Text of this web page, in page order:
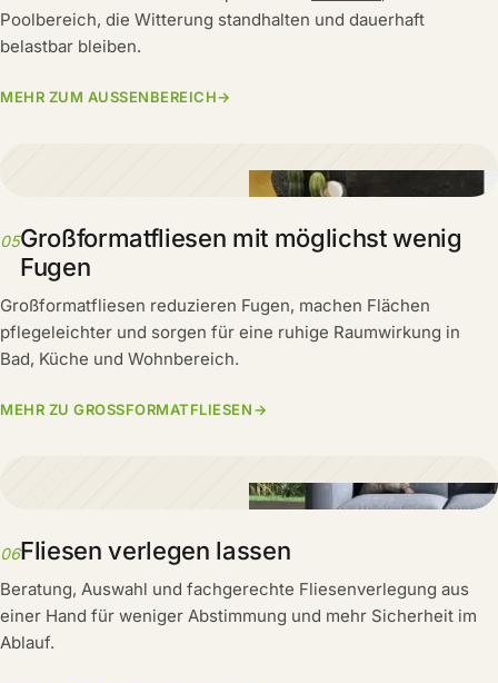
Poolbereich, die Witterung standhalten und dauerhaft
belastbar bleiben.
MEHR ZUM AUSSENBEREICH→
05Großformatfliesen mit möglichst wenig
Fugen
Großformatfliesen reduzieren Fugen, machen Flächen
pflegeleichter und sorgen für eine ruhige Raumwirkung in
Bad, Küche und Wohnbereich.
MEHR ZU GROSSFORMATFLIESEN→
06Fliesen verlegen lassen
Beratung, Auswahl und fachgerechte Fliesenverlegung aus
einer Hand für weniger Abstimmung und mehr Sicherheit im
Ablauf.